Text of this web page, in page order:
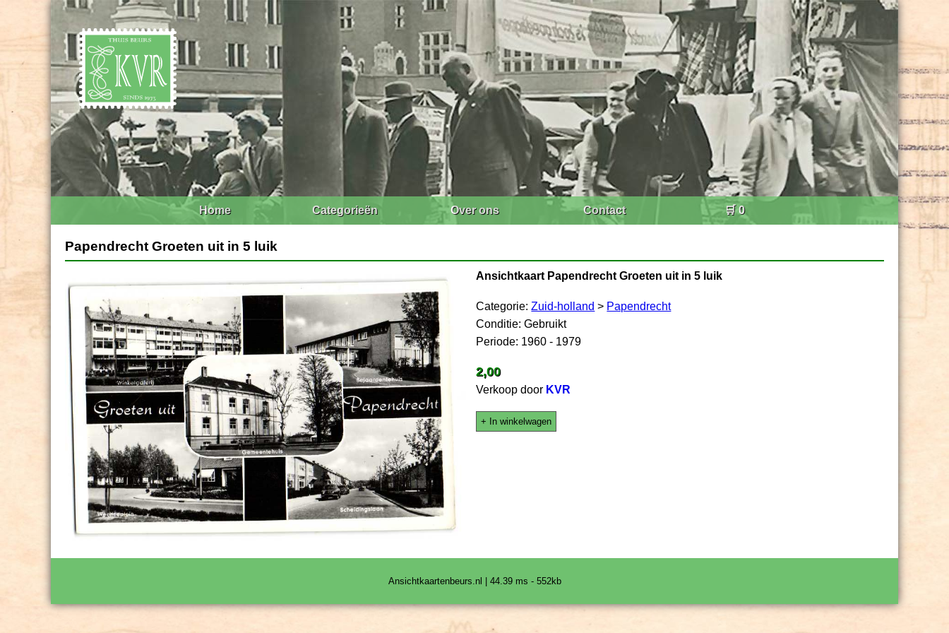
Home Categorieën Over ons Contact 🛒 0
Papendrecht Groeten uit in 5 luik
Ansichtkaart Papendrecht Groeten uit in 5 luik
Categorie:Zuid-holland > Papendrecht
Conditie: Gebruikt
Periode: 1960 - 1979
2,00
Verkoop door KVR
+ In winkelwagen
Ansichtkaartenbeurs.nl | 44.39 ms - 552kb